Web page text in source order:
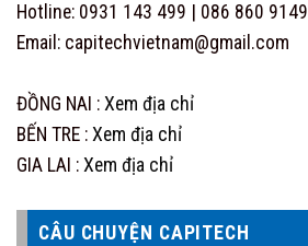
the
product
Hotline: 0931 143 499 | 086 860 9149
Email: capitechvietnam@gmail.com
ĐỒNG NAI : Xem địa chỉ
BẾN TRE : Xem địa chỉ
GIA LAI : Xem địa chỉ
CÂU CHUYỆN CAPITECH